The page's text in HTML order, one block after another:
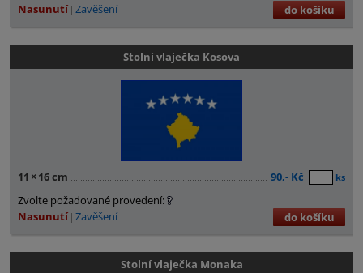
Nasunutí Zavěšení do košíku
Stolní vlaječka Kosova
11 × 16 cm 90,- Kč ks
Zvolte požadované provedení:
Nasunutí Zavěšení do košíku
Stolní vlaječka Monaka